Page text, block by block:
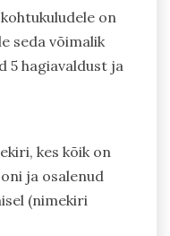
on
seda võimalik
5 hagiavaldust ja
kes kõik on
ja osalenud
(nimekiri